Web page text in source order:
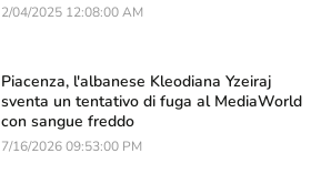
2/04/2025 12:08:00 AM
Piacenza, l'albanese Kleodiana Yzeiraj
sventa un tentativo di fuga al MediaWorld
con sangue freddo
7/16/2026 09:53:00 PM